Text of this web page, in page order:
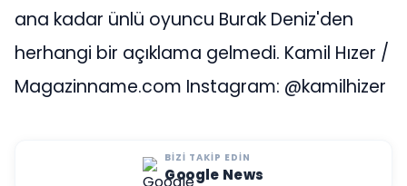
ana kadar ünlü oyuncu Burak Deniz'den
herhangi bir açıklama gelmedi. Kamil Hızer /
Magazinname.com Instagram: @kamilhizer
BIZI TAKIP EDIN
Google News